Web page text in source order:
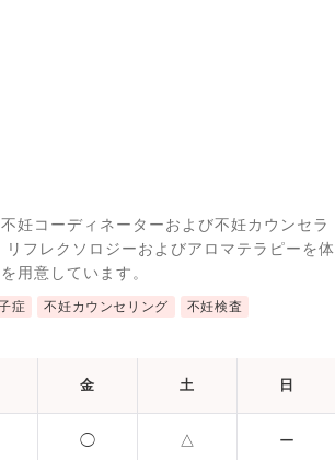
妊コーディネーターおよび不妊カウンセラ
フレクソロジーおよびアロマテラピーを体
用意しています。
症 不妊カウンセリング 不妊検査
金 土 日
◯ △ ー